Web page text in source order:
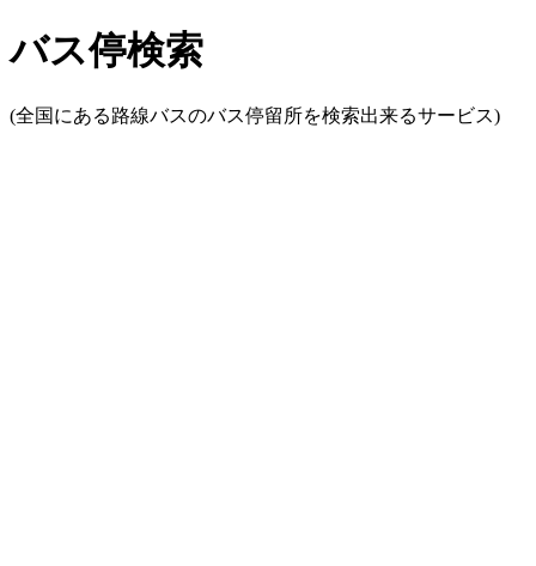
バス停検索
(全国にある路線バスのバス停留所を検索出来るサービス)